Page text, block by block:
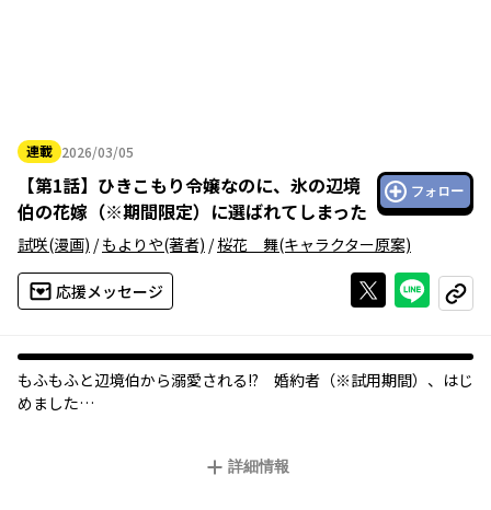
連載 2026/03/05
2026年03月05日
【第1話】 ひきこもり令嬢なのに、氷の辺境
伯の花嫁（※期間限定）に選ばれてしまった
フォロー
試咲(漫画) /もよりや(著者) /桜花 舞(キャラクター原案)
応援メッセージ Xで投稿する
ライン
コピー
もふもふと辺境伯から溺愛される!? 婚約者（※試用期間）、はじ
めました
辺境伯エリアスが花嫁を選ぶパーティーに侍女として同行するこ
詳細情報